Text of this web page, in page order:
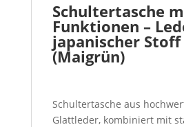
Schultertasche
Funktionen –
japanischer Stoff
(Maigrün)
Schultertasche aus
Glattleder, kombiniert mit